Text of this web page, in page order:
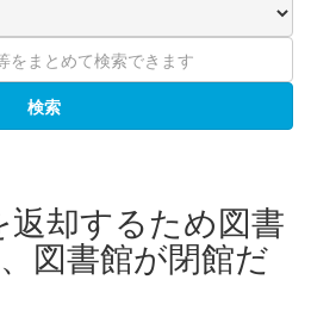
検索
返却するため図書
図書館が閉館だ